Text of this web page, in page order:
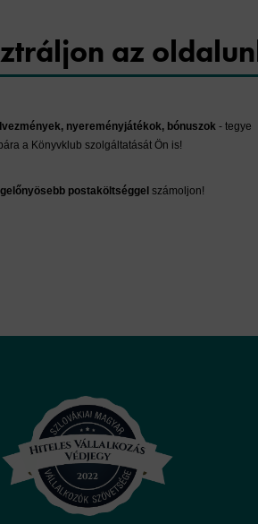
az
nyereményjátékok, bónuszok- tegye
a Könyvklub szolgáltatását Ön is!
postaköltséggel számoljon!